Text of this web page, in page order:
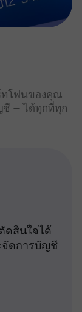
ทโฟนของคุณ
ชี — ได้ทุกที่ทุก
ดสินใจได้
จัดการบัญชี